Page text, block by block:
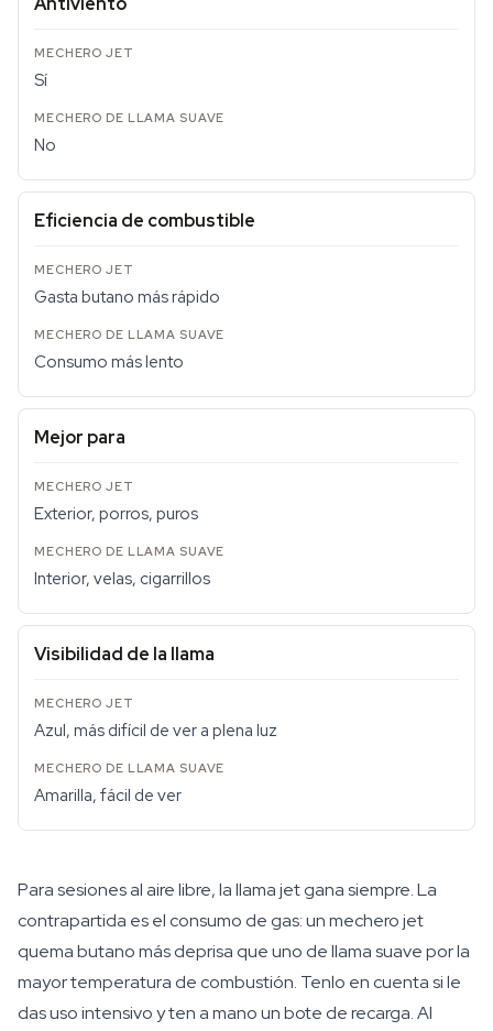
Sí
No
Eficiencia de combustible
Gasta butano más rápido
Consumo más lento
Mejor para
Exterior, porros, puros
Interior, velas, cigarrillos
Visibilidad de la llama
Azul, más difícil de ver a plena luz
Amarilla, fácil de ver
Para sesiones al aire libre, la llama jet gana siempre. La
contrapartida es el consumo de gas: un mechero jet
quema butano más deprisa que uno de llama suave por la
mayor temperatura de combustión. Tenlo en cuenta si le
das uso intensivo y ten a mano un bote de recarga. Al